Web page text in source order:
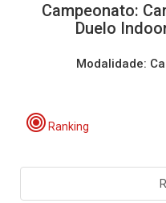
Campeonato:
Duelo
Modalidade:
Ranking